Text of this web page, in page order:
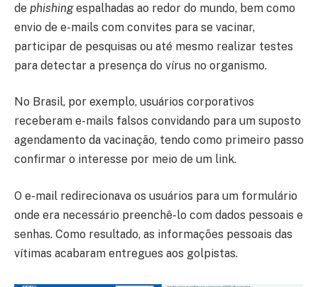
de phishingespalhadas ao redor do mundo, bem como
envio de e-mails com convites para se vacinar,
participar de pesquisas ou até mesmo realizar testes
para detectar a presença do vírus no organismo.
No Brasil, por exemplo, usuários corporativos
receberam e-mails falsos convidando para um suposto
agendamento da vacinação, tendo como primeiro passo
confirmar o interesse por meio de um link.
O e-mail redirecionava os usuários para um formulário
onde era necessário preenchê-lo com dados pessoais e
senhas. Como resultado, as informações pessoais das
vítimas acabaram entregues aos golpistas.